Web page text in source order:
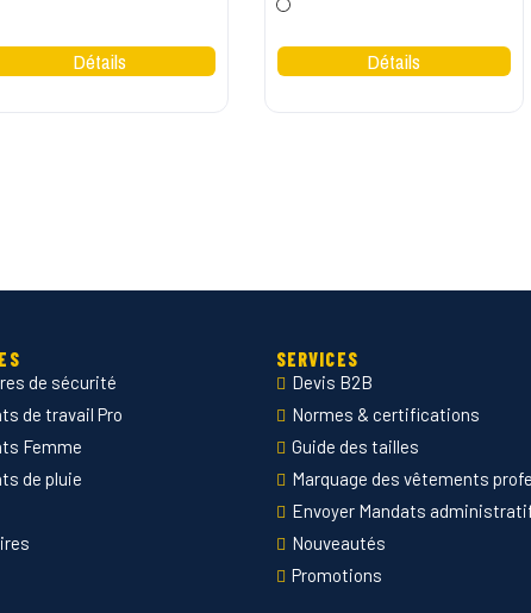
Blanc Noir
de sécurité
de travail Pro
Femme
de pluie
SERVICES
Devis B2B
Normes & certifications
Guide des tailles
Marquage des vêtements
Envoyer Mandats
Nouveautés
Promotions